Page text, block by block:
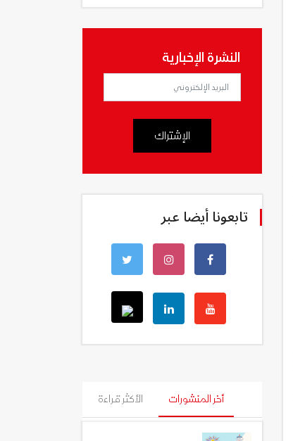
النشرة الإخبارية
الإشتراك
تابعونا أيضا عبر
أخر المنشورات الأكثر قراءة